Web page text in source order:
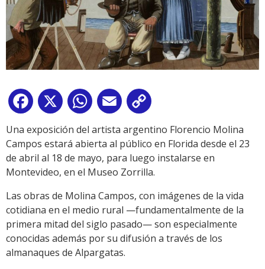
Facebook
X WhatsApp
Email
Link
Una exposición del artista argentino Florencio Molina
Campos estará abierta al público en Florida desde el 23
de abril al 18 de mayo, para luego instalarse en
Montevideo, en el Museo Zorrilla.
Las obras de Molina Campos, con imágenes de la vida
cotidiana en el medio rural —fundamentalmente de la
primera mitad del siglo pasado— son especialmente
conocidas además por su difusión a través de los
almanaques de Alpargatas.